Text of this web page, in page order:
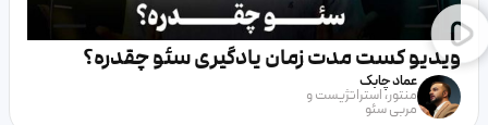
ویدیو کست مدت زمان یادگیری سئو چقدره؟
عماد چابک
منتور، استراتژیست و
مربی سئو